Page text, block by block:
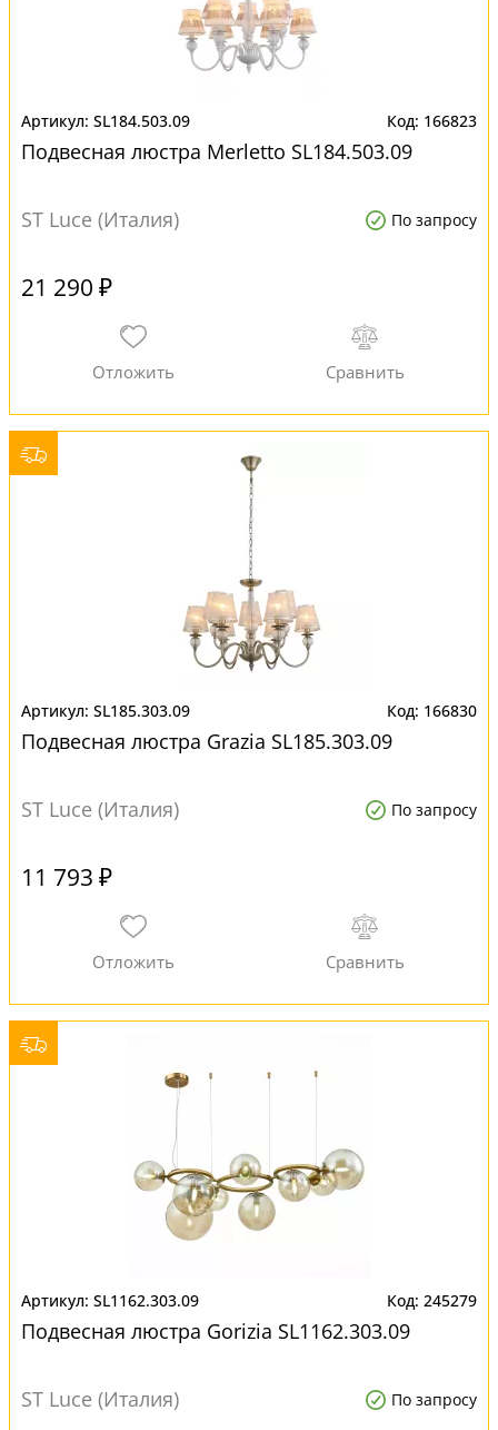
SL184.503.09 166823
Подвесная люстра Merletto SL184.503.09
ST Luce (Италия) По запросу
21 290 ₽
SL185.303.09 166830
Подвесная люстра Grazia SL185.303.09
ST Luce (Италия) По запросу
11 793 ₽
SL1162.303.09 245279
Подвесная люстра Gorizia SL1162.303.09
ST Luce (Италия) По запросу